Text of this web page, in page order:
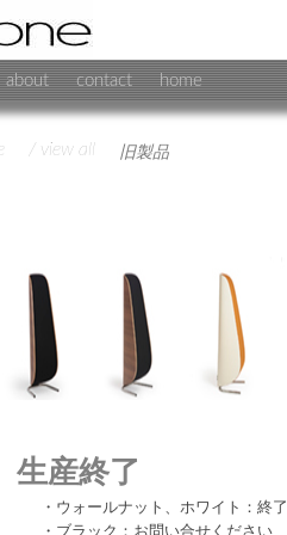
about contact home
/ view all 旧製品
生産終了
・ウォールナット、ホワイト：終了
・ブラック：お問い合せください